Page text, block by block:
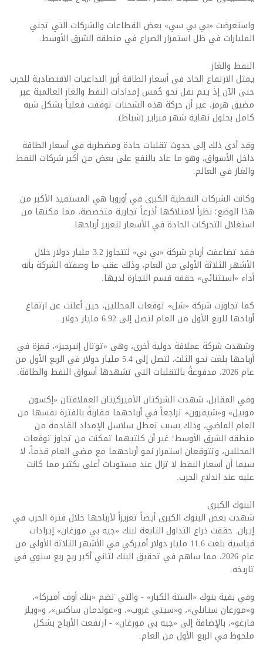
واستعرضت «بي بي سي» بعض القطاعات والشركات التي تجني
المليارات في ظل استمرار الصراع في منطقة الشرق الأوسط.
النفط والغاز
يمثل الارتفاع الحاد في أسعار الطاقة أبرز التداعيات الاقتصادية للحرب
حتى الآن إذ يتم نقل نحو خُمس إمدادات النفط والغاز العالمية عبر
مضيق هرمز، غير أن حركة هذه الشحنات توقفت فعلياً بشكل شبه
كامل بحلول نهاية شهر فبراير (شباط).
وقد أدى ذلك إلى حدوث تقلبات حادة ومضطربة في أسعار الطاقة
داخل الأسواق، وهو ما عاد بالنفع على بعض من أكبر شركات النفط
والغاز في العالم.
وكانت الشركات النفطية الكبرى في أوروبا هي المستفيد الأكبر من
هذا الوضع؛ نظراً لامتلاكها أذرعاً تجارية متخصصة، مما مكنها من
استغلال التحركات الحادة في الأسعار لتعزيز أرباحها.
فقد تضاعفت أرباح شركة «بي بي» لتتجاوز 3.2 مليار دولار خلال
الأشهر الثلاثة الأولى من العام، وذلك عقب ما وصفته الشركة بأنه
أداء «استثنائي» حققه قسم التجارة لديها.
كما تجاوزت شركة «شل» توقعات المحللين، حين أعلنت عن ارتفاع
أرباحها للربع الأول من العام لتصل إلى 6.92 مليار دولار.
وشهدت شركة عملاقة دولية أخرى، وهي «توتال إنيرجيز»، قفزة في
أرباحها بلغت نحو الثلث، لتصل إلى 5.4 مليار دولار في الربع الأول من
عام 2026، مدفوعةً بالتقلبات التي تشهدها أسواق النفط والطاقة.
وفي المقابل، شهدت الشركتان الأميركيتان العملاقتان «إكسون
موبيل» و«شيفرون» تراجعاً في أرباحهما مقارنةً بالفترة نفسها من
العام الماضي، وذلك بسبب تعطل سلاسل الإمداد القادمة من
منطقة الشرق الأوسط؛ غير أن كلتيهما تمكنت من تجاوز توقعات
المحللين، وتتوقعان استمرار نمو أرباحهما مع مضي العام قدماً، لا
سيما أن أسعار النفط لا تزال عند مستويات أعلى بكثير مما كانت
عليه عند اندلاع الحرب.
البنوك الكبرى
شهدت بعض البنوك الكبرى أيضاً تعزيزاً لأرباحها خلال فترة الحرب في
إيران. حققت ذراع التداول التابعة لبنك «جيه بي مورغان» إيرادات
قياسية بلغت 11.6 مليار دولار أميركي في الأشهر الثلاثة الأولى من
عام 2026، مما ساهم في تحقيق البنك لثاني أكبر ربح ربع سنوي في
تاريخه.
وفي بقية بنوك «الستة الكبار» - والتي تضم «بنك أوف أميركا»،
و«مورغان ستانلي»، و«سيتي غروب»، و«غولدمان ساكس»، و«ويلز
فارغو»، بالإضافة إلى «جيه بي مورغان» - ارتفعت الأرباح بشكل
ملحوظ في الربع الأول من العام.